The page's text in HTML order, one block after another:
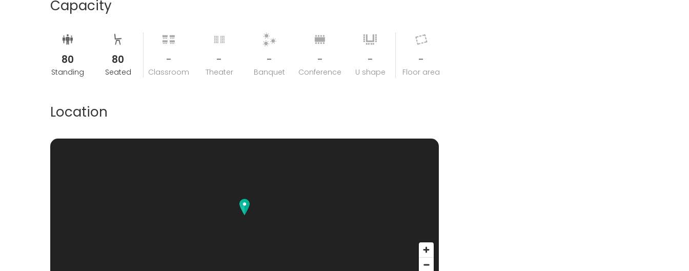
Capacity
80
Standing
80
Seated
-
Classroom
-
Theater
-
Banquet
-
Conference
-
U shape
-
Floor area
Location